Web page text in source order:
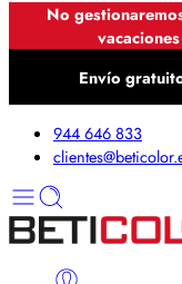
No
Envío
944 646 833